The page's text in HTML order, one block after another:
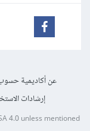
عن أكاديمية حسوب
إرشادات
4.0unless mentioned